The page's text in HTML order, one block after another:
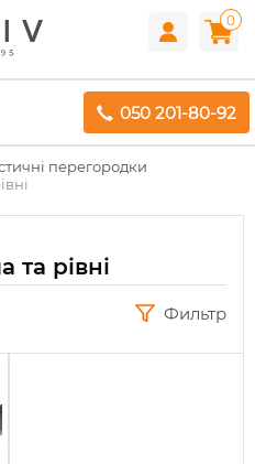
0
050 201-80-92
перегородки
та рівні
Фильтр